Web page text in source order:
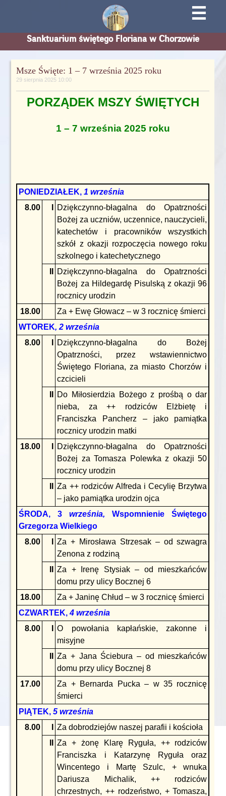
☰
Sanktuarium świętego Floriana w Chorzowie
Msze Święte: 1 – 7 września 2025 roku
29 sierpnia 2025 10:00
PORZĄDEK MSZY ŚWIĘTYCH
1 – 7 września 2025 roku
PONIEDZIAŁEK, 1 września
8.00
Dziękczynno-błagalna do Opatrzności
Bożej za uczniów, uczennice, nauczycieli,
katechetów i pracowników wszystkich
szkół z okazji rozpoczęcia nowego roku
szkolnego i katechetycznego
Dziękczynno-błagalna do Opatrzności
Bożej za Hildegardę Pisulską z okazji 96
rocznicy urodzin
18.00
Za + Ewę Głowacz – w 3 rocznicę śmierci
WTOREK, 2 września
8.00
Dziękczynno-błagalna do Bożej
Opatrzności, przez wstawiennictwo
Świętego Floriana, za miasto Chorzów i
czcicieli
Do Miłosierdzia Bożego z prośbą o dar
nieba, za ++ rodziców Elżbietę i
Franciszka Pancherz – jako pamiątka
rocznicy urodzin matki
18.00
Dziękczynno-błagalna do Opatrzności
Bożej za Tomasza Polewka z okazji 50
rocznicy urodzin
Za ++ rodziców Alfreda i Cecylię Brzytwa
– jako pamiątka urodzin ojca
ŚRODA, 3 września,Wspomnienie Świętego
Grzegorza Wielkiego
8.00
Za + Mirosława Strzesak – od szwagra
Zenona z rodziną
Za + Irenę Stysiak – od mieszkańców
domu przy ulicy Bocznej 6
18.00
Za + Janinę Chłud – w 3 rocznicę śmierci
CZWARTEK,4 września
8.00
O powołania kapłańskie, zakonne i
misyjne
Za + Jana Ściebura – od mieszkańców
domu przy ulicy Bocznej 8
17.00
Za + Bernarda Pucka – w 35 rocznicę
śmierci
PIĄTEK,5 września
8.00
Za dobrodziejów naszej parafii i kościoła
Za + żonę Klarę Ryguła, ++ rodziców
Franciszka i Katarzynę Ryguła oraz
Wincentego i Martę Szulc, + wnuka
Dariusza Michalik, ++ rodziców
chrzestnych, ++ rodzeństwo, + Tomasza,